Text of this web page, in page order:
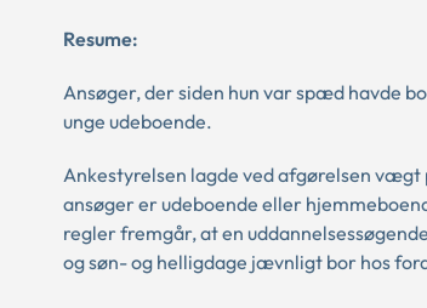
Resume:
Ansøger, der siden hun var spæd havde
unge udeboende.
Ankestyrelsen lagde ved afgørelsen
ansøger er udeboende eller
regler fremgår, at en
og søn- og helligdage jævnligt bor hos